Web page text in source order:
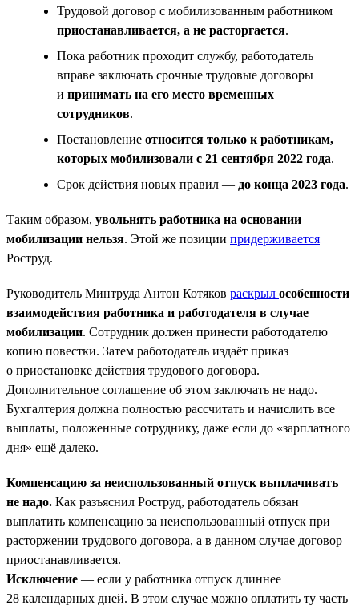
Трудовой договор с мобилизованным работником
приостанавливается, а не расторгается.
Пока работник проходит службу, работодатель
вправе заключать срочные трудовые договоры
и принимать на его место временных
сотрудников.
Постановление относится только к работникам,
которых мобилизовали с 21 сентября 2022 года.
Срок действия новых правил — до конца 2023 года.
Таким образом, увольнять работника на основании
мобилизации нельзя. Этой же позиции придерживается
Роструд.
Руководитель Минтруда Антон Котяков раскрыл особенности
взаимодействия работника и работодателя в случае
мобилизации. Сотрудник должен принести работодателю
копию повестки. Затем работодатель издаёт приказ
о приостановке действия трудового договора.
Дополнительное соглашение об этом заключать не надо.
Бухгалтерия должна полностью рассчитать и начислить все
выплаты, положенные сотруднику, даже если до «зарплатного
дня» ещё далеко.
Компенсацию за неиспользованный отпуск выплачивать
не надо. Как разъяснил Роструд, работодатель обязан
выплатить компенсацию за неиспользованный отпуск при
расторжении трудового договора, а в данном случае договор
приостанавливается.
Исключение — если у работника отпуск длиннее
28 календарных дней. В этом случае можно оплатить ту часть